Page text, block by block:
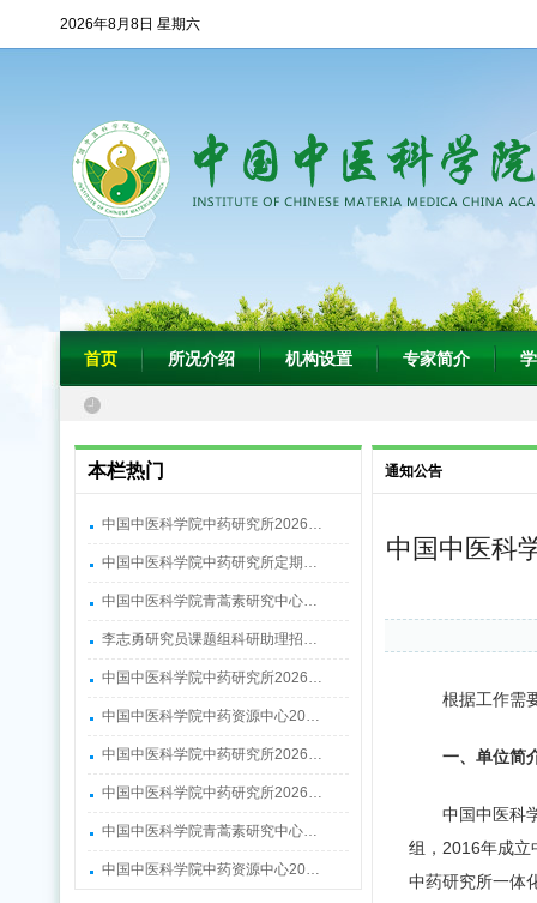
2026年8月8日 星期六
首页 所况介绍 机构设置 专家简介
本栏热门
中国中医科学院中药研究所2026…
中国中医科学院中药研究所定期…
中国中医科学院青蒿素研究中心…
李志勇研究员课题组科研助理招…
中国中医科学院中药研究所2026…
中国中医科学院中药资源中心20…
中国中医科学院中药研究所2026…
中国中医科学院中药研究所2026…
中国中医科学院青蒿素研究中心…
中国中医科学院中药资源中心20…
通知公告
中国中医科
根据工作需
一、单位简
中国中医科
组，2016年成立
中药研究所一体